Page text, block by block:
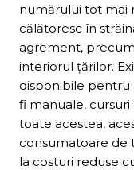
numărului tot mai
călătoresc în
agrement,
interiorul țărilor.
disponibile pentru
fi manuale,
toate acestea,
consumatoare de
la costuri reduse